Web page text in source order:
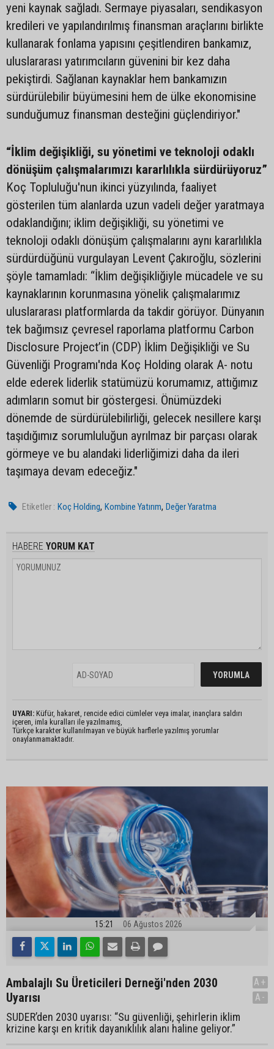
yeni kaynak sağladı. Sermaye piyasaları, sendikasyon
kredileri ve yapılandırılmış finansman araçlarını birlikte
kullanarak fonlama yapısını çeşitlendiren bankamız,
uluslararası yatırımcıların güvenini bir kez daha
pekiştirdi. Sağlanan kaynaklar hem bankamızın
sürdürülebilir büyümesini hem de ülke ekonomisine
sunduğumuz finansman desteğini güçlendiriyor."
“İklim değişikliği, su yönetimi ve teknoloji odaklı
dönüşüm çalışmalarımızı kararlılıkla sürdürüyoruz”
Koç Topluluğu'nun ikinci yüzyılında, faaliyet
gösterilen tüm alanlarda uzun vadeli değer yaratmaya
odaklandığını; iklim değişikliği, su yönetimi ve
teknoloji odaklı dönüşüm çalışmalarını aynı kararlılıkla
sürdürdüğünü vurgulayan Levent Çakıroğlu, sözlerini
şöyle tamamladı: “İklim değişikliğiyle mücadele ve su
kaynaklarının korunmasına yönelik çalışmalarımız
uluslararası platformlarda da takdir görüyor. Dünyanın
tek bağımsız çevresel raporlama platformu Carbon
Disclosure Project’in (CDP) İklim Değişikliği ve Su
Güvenliği Programı'nda Koç Holding olarak A- notu
elde ederek liderlik statümüzü korumamız, attığımız
adımların somut bir göstergesi. Önümüzdeki
dönemde de sürdürülebilirliği, gelecek nesillere karşı
taşıdığımız sorumluluğun ayrılmaz bir parçası olarak
görmeye ve bu alandaki liderliğimizi daha da ileri
taşımaya devam edeceğiz."
Etiketler : Koç Holding,Kombine Yatırım,Değer Yaratma
HABERE YORUM KAT
UYARI: Küfür, hakaret, rencide edici cümleler veya imalar, inançlara saldırı
içeren, imla kuralları ile yazılmamış,
Türkçe karakter kullanılmayan ve büyük harflerle yazılmış yorumlar
onaylanmamaktadır.
15:21 06 Ağustos 2026
Ambalajlı Su Üreticileri Derneği'nden 2030
Uyarısı
SUDER’den 2030 uyarısı: “Su güvenliği, şehirlerin iklim
krizine karşı en kritik dayanıklılık alanı haline geliyor.”
A+
A-